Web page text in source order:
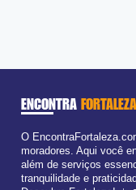
ENCONTRA FORTALEZA
O
moradores. Aqui você
além de serviços
tranquilidade e